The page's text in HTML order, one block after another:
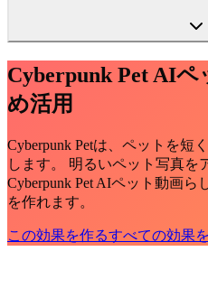
Cyberpunk Pet AI
め活用
Cyberpunk Petは、ペットを短
します。 明るいペット写真を
Cyberpunk Pet AIペット動画
を作れます。
この効果を作るすべての効果